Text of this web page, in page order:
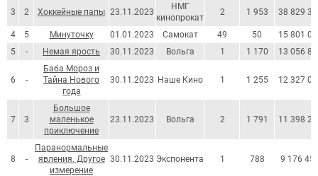
3 2 Хоккейные папы 23.11.2023
НМГ
кинопрокат
2 1 953 38 829
4 5 Минуточку 01.01.2023 Самокат 49 50
15 801
5
- Немая ярость 30.11.2023 Вольга 1 1 170 13 056
6 -
Баба Мороз и
Тайна Нового
года
30.11.2023 Наше Кино 1 1 255 12 327
7 3
Большое
маленькое
приключение
23.11.2023 Вольга 2 1 791 11 398
8 -
Паранормальные
явления. Другое
измерение
30.11.2023 Экспонента 1 788 9 176